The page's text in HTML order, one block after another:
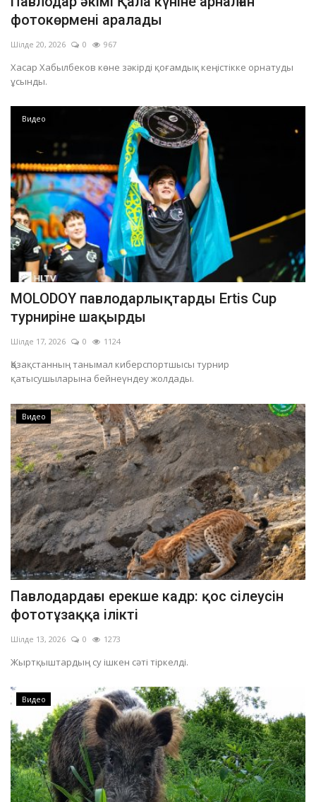
фотокөрмені аралады
Шілде 20, 2026 0 967
Хасар Хабылбеков көне зәкірді қоғамдық кеңістікке орнатуды
ұсынды.
Видео
MOLODOY павлодарлықтарды Ertis Cup
турниріне шақырды
Шілде 17, 2026 0 1124
Қазақстанның танымал киберспортшысы турнир
қатысушыларына бейнеүндеу жолдады.
Видео
Павлодардағы ерекше кадр: қос сілеусін
фототұзаққа ілікті
Шілде 13, 2026 0 1273
Жыртқыштардың су ішкен сәті тіркелді.
Видео